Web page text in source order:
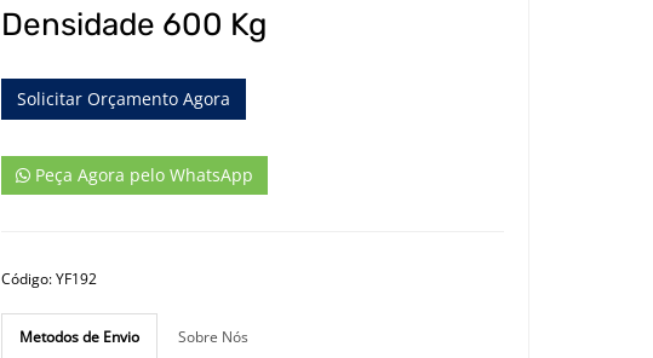
Densidade 600 Kg
Solicitar Orçamento Agora
Peça Agora pelo WhatsApp
Código: YF192
Metodos de Envio Sobre Nós